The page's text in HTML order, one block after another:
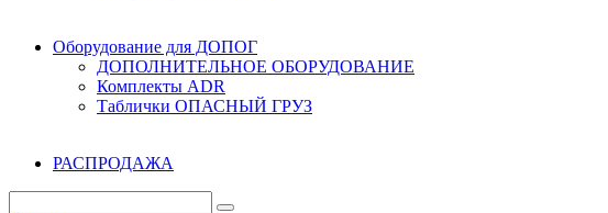
Оборудование для ДОПОГ
ДОПОЛНИТЕЛЬНОЕ ОБОРУДОВАНИЕ
Комплекты ADR
Таблички ОПАСНЫЙ ГРУЗ
РАСПРОДАЖА